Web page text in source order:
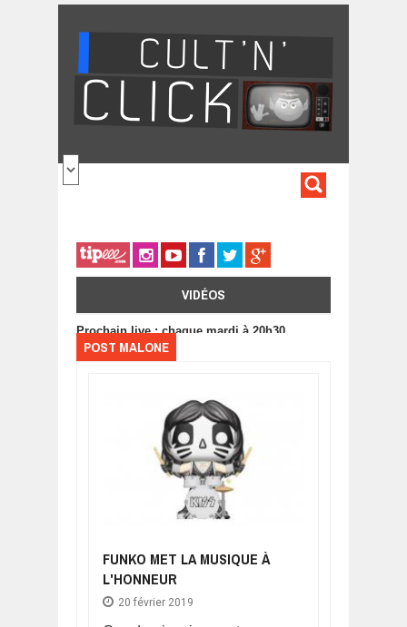
VIDÉOS
Prochain live : chaque mardi à 20h30
POST MALONE
FUNKO MET LA MUSIQUE À
L'HONNEUR
20 février 2019